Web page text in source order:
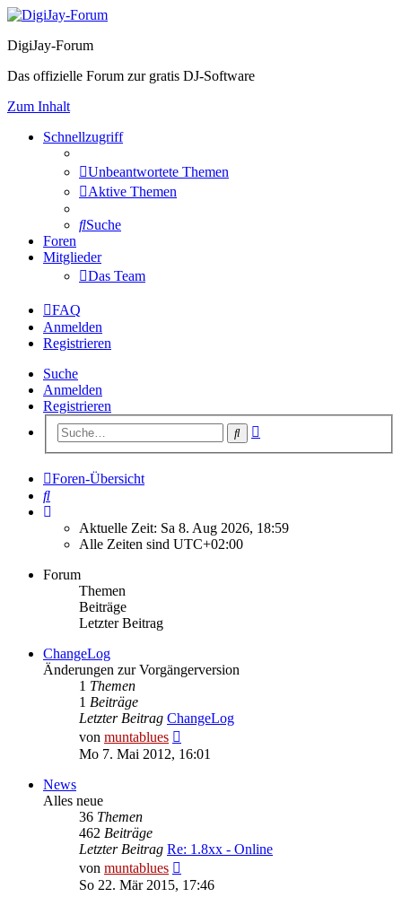
DigiJay-Forum
Das offizielle Forum zur gratis DJ-Software
Zum Inhalt
Schnellzugriff
Unbeantwortete Themen
Aktive Themen
Suche
Foren
Mitglieder
Das Team
FAQ
Anmelden
Registrieren
Suche
Anmelden
Registrieren
Suche
Foren-Übersicht
Suche
Aktuelle Zeit: Sa 8. Aug 2026, 18:59
Alle Zeiten sind UTC+02:00
Forum
Themen
Beiträge
Letzter Beitrag
ChangeLog
Änderungen zur Vorgängerversion
1 Themen
1 Beiträge
Letzter Beitrag ChangeLog
von muntablues
Beitrag
Mo 7. Mai 2012, 16:01
News
Alles neue
36 Themen
462 Beiträge
Letzter Beitrag Re: 1.8xx - Online
von muntablues
Beitrag
So 22. Mär 2015, 17:46